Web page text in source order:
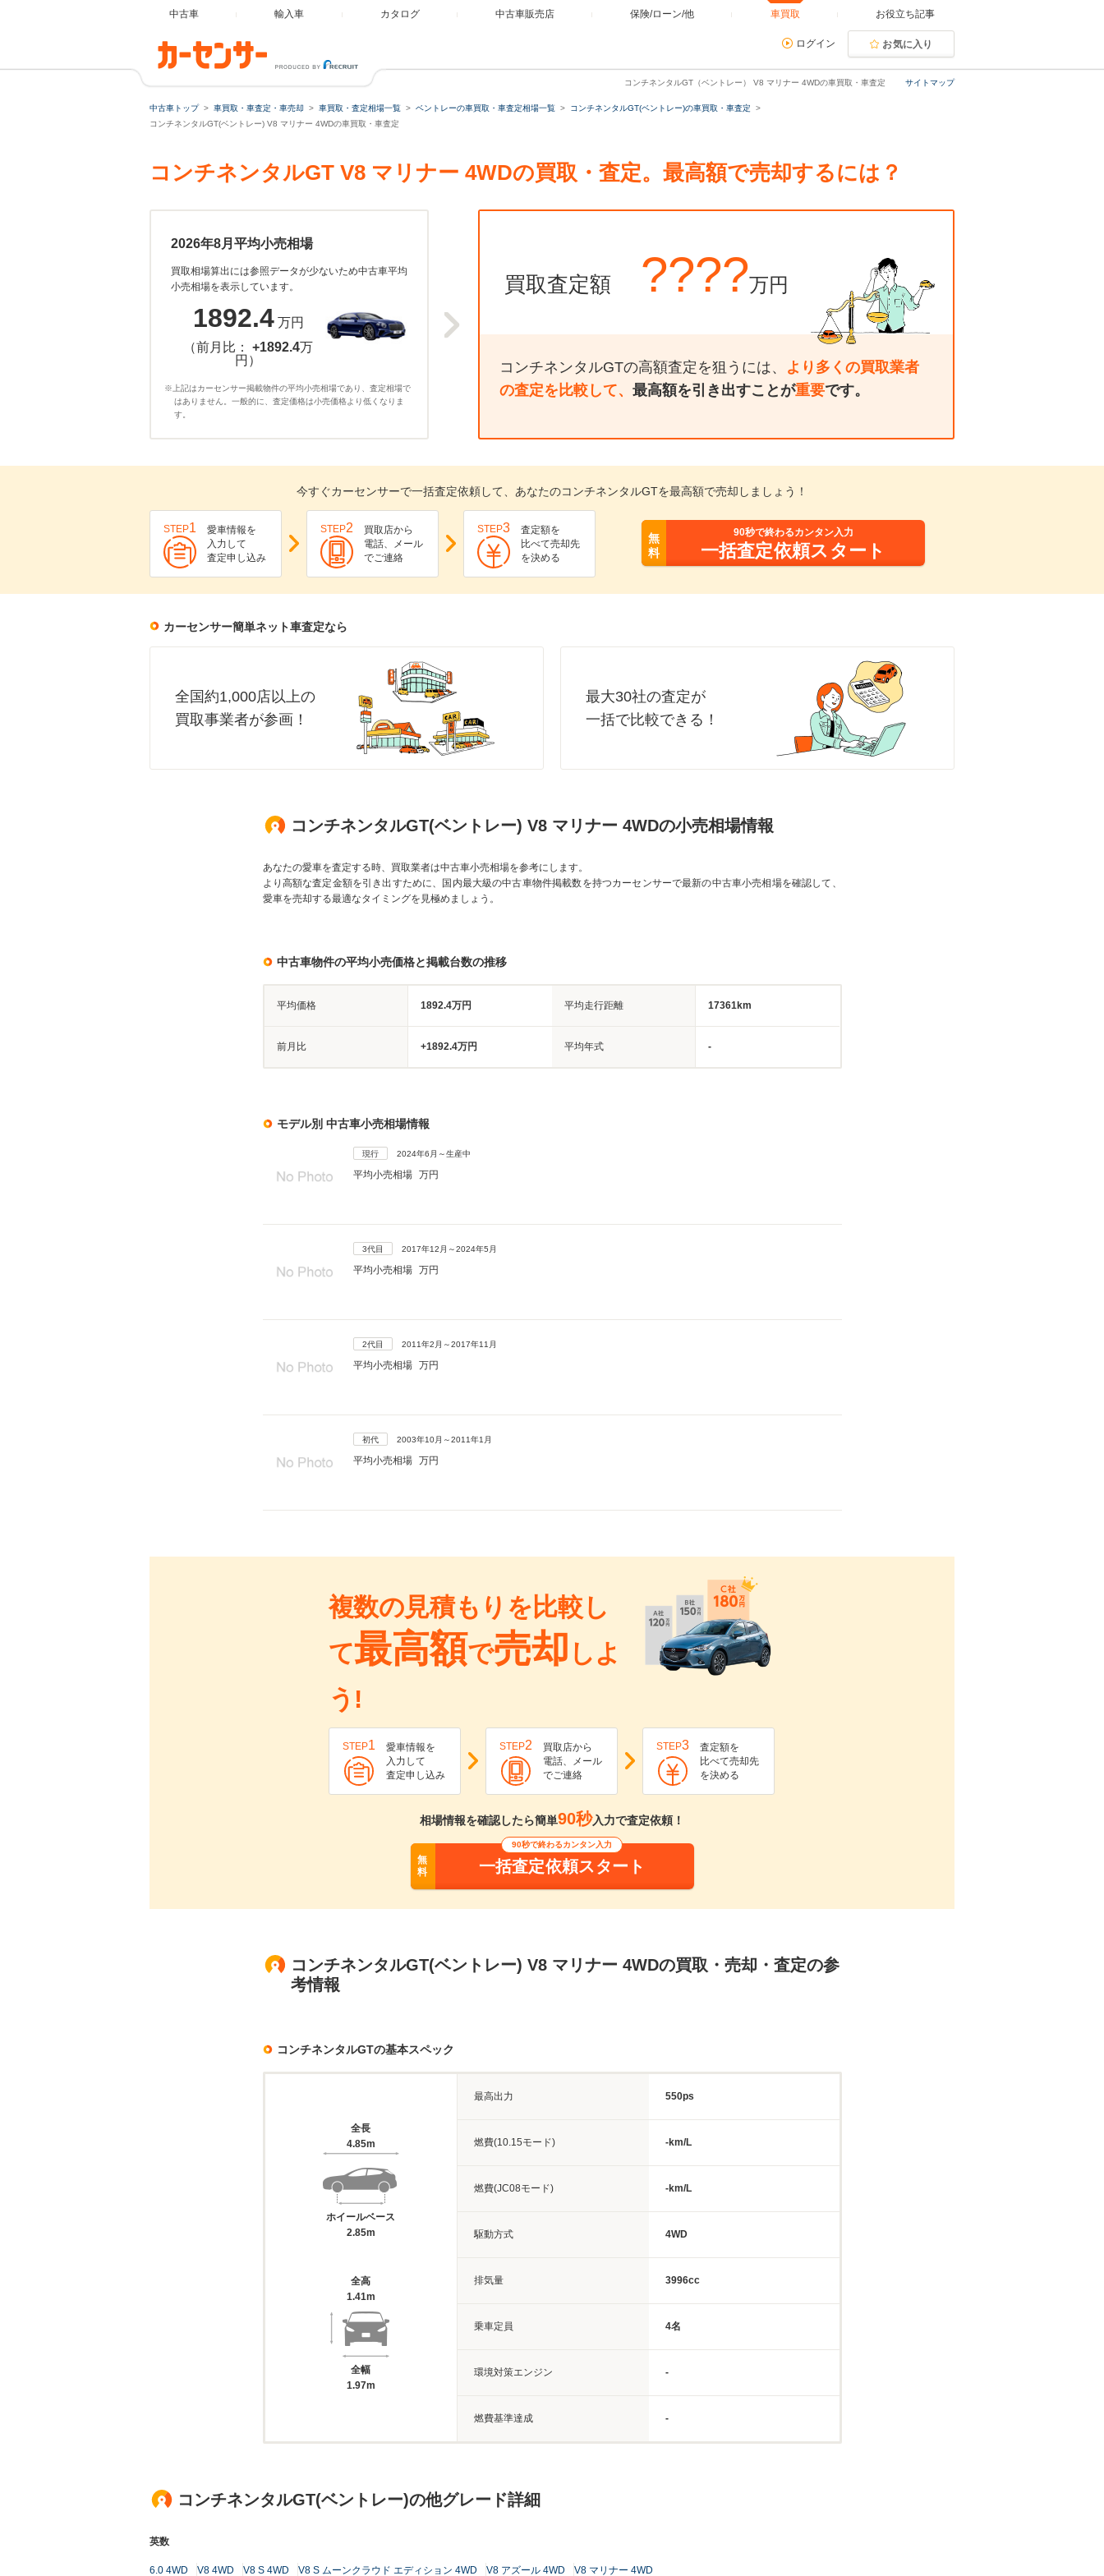
中古車 輸入車 カタログ 中古車販売店 保険/ローン/他 車買取 お役立ち記事
ログイン お気に入り
サイトマップ
コンチネンタルGT（ベントレー） V8 マリナー 4WDの車買取・車査定
中古車トップ 車買取・車査定・車売却 車買取・査定相場一覧 ベントレーの車買取・車査定相場一覧
コンチネンタルGT(ベントレー)の車買取・車査定
コンチネンタルGT(ベントレー) V8 マリナー 4WDの車買取・車査定
コンチネンタルGT V8 マリナー 4WDの買取・査定。最高額で売却するには？
2026年8月平均小売相場
買取相場算出には参照データが少ないため中古車平均
小売相場を表示しています。
1892.4 万円
（前月比： +1892.4万
円）
※上記はカーセンサー掲載物件の平均小売相場であり、査定相場で
はありません。一般的に、査定価格は小売価格より低くなりま
す。
買取査定額 ????万円
コンチネンタルGTの高額査定を狙うには、 より多くの買取業者
の査定を比較して、 最高額を引き出すことが重要です。
今すぐカーセンサーで一括査定依頼して、あなたのコンチネンタルGTを最高額で売却しましょう！
STEP1
愛車情報を
入力して
査定申し込み
STEP2
買取店から
電話、メール
でご連絡
STEP3
査定額を
比べて売却先
を決める
無
料
90秒で終わるカンタン入力
一括査定依頼スタート
カーセンサー簡単ネット車査定なら
全国約1,000店以上の
買取事業者が参画！
最大30社の査定が
一括で比較できる！
コンチネンタルGT(ベントレー) V8 マリナー 4WDの小売相場情報
あなたの愛車を査定する時、買取業者は中古車小売相場を参考にします。
より高額な査定金額を引き出すために、国内最大級の中古車物件掲載数を持つカーセンサーで最新の中古車小売相場を確認して、
愛車を売却する最適なタイミングを見極めましょう。
中古車物件の平均小売価格と掲載台数の推移
平均価格 1892.4万円 平均走行距離 17361km
前月比 +1892.4万円 平均年式 -
モデル別 中古車小売相場情報
現行 2024年6月～生産中
平均小売相場 万円
3代目 2017年12月～2024年5月
平均小売相場 万円
2代目 2011年2月～2017年11月
平均小売相場 万円
初代 2003年10月～2011年1月
平均小売相場 万円
複数の見積もりを比較し
て最高額で売却 しよ
う!
STEP1
愛車情報を
入力して
査定申し込み
STEP2
買取店から
電話、メール
でご連絡
STEP3
査定額を
比べて売却先
を決める
相場情報を確認したら簡単90秒入力で査定依頼！
無
料
90秒で終わるカンタン入力
一括査定依頼スタート
コンチネンタルGT(ベントレー) V8 マリナー 4WDの買取・売却・査定の参
考情報
コンチネンタルGTの基本スペック
全長
4.85m
ホイールベース
2.85m
全高
1.41m
全幅
1.97m
最高出力 550ps
燃費(10.15モード) -km/L
燃費(JC08モード) -km/L
駆動方式 4WD
排気量 3996cc
乗車定員 4名
環境対策エンジン -
燃費基準達成 -
コンチネンタルGT(ベントレー)の他グレード詳細
英数
6.0 4WD V8 4WD V8 S 4WD V8 S ムーンクラウド エディション 4WD V8 アズール 4WD V8 マリナー 4WD